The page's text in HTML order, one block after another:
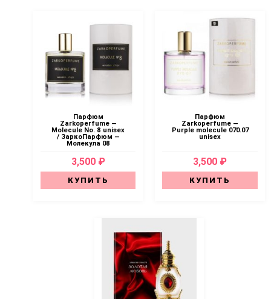
Парфюм
Zarkoperfume —
Molecule No. 8 unisex
/ ЗаркоПарфюм —
Молекула 08
3,500 ₽
КУПИТЬ
Парфюм
Zarkoperfume —
Purple molecule 070.07
unisex
3,500 ₽
КУПИТЬ